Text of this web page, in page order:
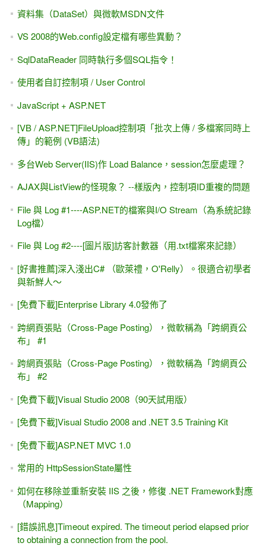
資料集（DataSet）與微軟MSDN文件
VS 2008的Web.config設定檔有哪些異動？
SqlDataReader 同時執行多個SQL指令！
使用者自訂控制項 / User Control
JavaScript + ASP.NET
[VB / ASP.NET]FileUpload控制項「批次上傳 / 多檔案同時上
傳」的範例 (VB語法)
多台Web Server(IIS)作 Load Balance，session怎麼處理？
AJAX與ListView的怪現象？ --樣版內，控制項ID重複的問題
File 與 Log #1----ASP.NET的檔案與I/O Stream（為系統記錄
Log檔）
File 與 Log #2----[圖片版]訪客計數器（用.txt檔案來記錄）
[好書推薦]深入淺出C# （歐萊禮，O'Relly）。很適合初學者
與新鮮人～
[免費下載]Enterprise Library 4.0發佈了
跨網頁張貼（Cross-Page Posting），微軟稱為「跨網頁公
布」 #1
跨網頁張貼（Cross-Page Posting），微軟稱為「跨網頁公
布」 #2
[免費下載]Visual Studio 2008（90天試用版）
[免費下載]Visual Studio 2008 and .NET 3.5 Training Kit
[免費下載]ASP.NET MVC 1.0
常用的 HttpSessionState屬性
如何在移除並重新安裝 IIS 之後，修復 .NET Framework對應
（Mapping）
[錯誤訊息]Timeout expired. The timeout period elapsed prior
to obtaining a connection from the pool.